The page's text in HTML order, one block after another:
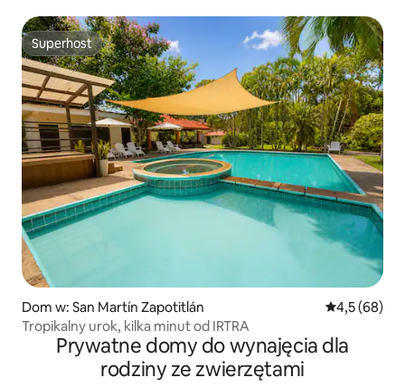
Superhost
Superhost
Dom w: San Martín Zapotitlán Średnia
4,5 (68)
Tropikalny urok, kilka minut od IRTRA
Prywatne domy do wynajęcia dla
rodziny ze zwierzętami